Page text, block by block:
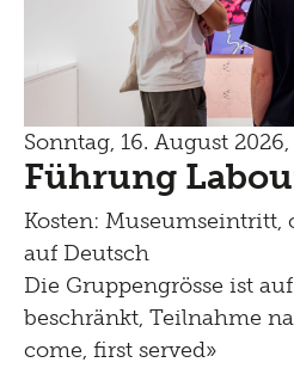
Sonntag, 16. August 2026,
Führung
Kosten: Museumseintritt,
auf Deutsch
Die Gruppengrösse ist
beschränkt, Teilnahme
come, first served»